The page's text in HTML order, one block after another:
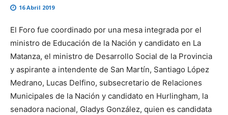
16 Abril 2019
El Foro fue coordinado por una mesa integrada por el
ministro de Educación de la Nación y candidato en La
Matanza, el ministro de Desarrollo Social de la Provincia
y aspirante a intendente de San Martín, Santiago López
Medrano, Lucas Delfino, subsecretario de Relaciones
Municipales de la Nación y candidato en Hurlingham, la
senadora nacional, Gladys González, quien es candidata